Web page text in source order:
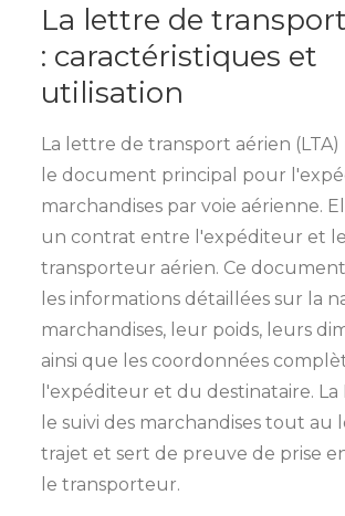
La lettre de
: caractéristiques et
utilisation
La lettre de transport aérien
le document principal pour
marchandises par voie aérienne.
un contrat entre l'expéditeur et le
transporteur aérien. Ce
les informations détaillées sur la
marchandises, leur poids, leurs
ainsi que les coordonnées
l'expéditeur et du destinataire. La
le suivi des marchandises tout au
trajet et sert de preuve de prise
le transporteur.